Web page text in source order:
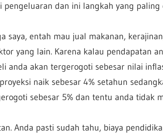
dan ini langkah yang paling
saya, entah mau jual makanan,
yang lain. Karena kalau pendapatan
anda akan tergerogoti sebesar nilai
naik sebesar 4% setahun
sebesar 5% dan tentu anda tidak
Anda pasti sudah tahu, biaya